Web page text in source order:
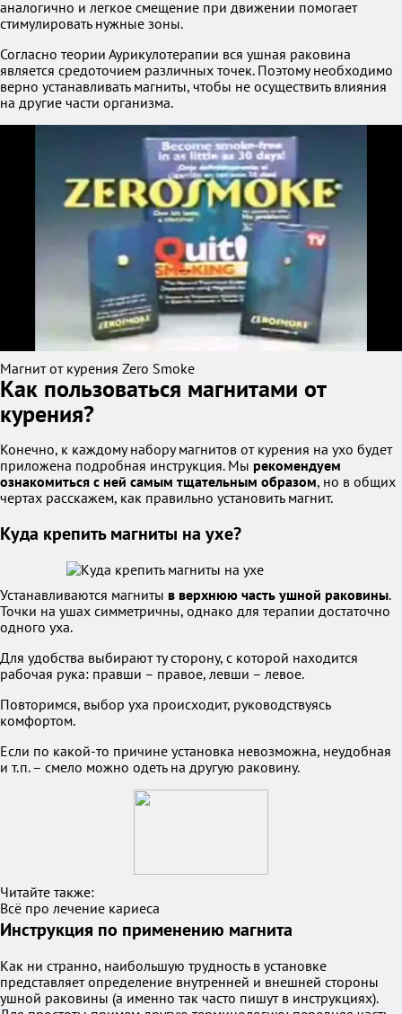
аналогично и легкое смещение при движении помогает
стимулировать нужные зоны.
Согласно теории Аурикулотерапии вся ушная раковина
является средоточием различных точек. Поэтому необходимо
верно устанавливать магниты, чтобы не осуществить влияния
на другие части организма.
Магнит от курения Zero Smoke
Как пользоваться магнитами от
курения?
Конечно, к каждому набору магнитов от курения на ухо будет
приложена подробная инструкция. Мы рекомендуем
ознакомиться с ней самым тщательным образом, но в общих
чертах расскажем, как правильно установить магнит.
Куда крепить магниты на ухе?
Устанавливаются магниты в верхнюю часть ушной раковины.
Точки на ушах симметричны, однако для терапии достаточно
одного уха.
Для удобства выбирают ту сторону, с которой находится
рабочая рука: правши – правое, левши – левое.
Повторимся, выбор уха происходит, руководствуясь
комфортом.
Если по какой-то причине установка невозможна, неудобная
и т.п. – смело можно одеть на другую раковину.
Читайте также:
Всё про лечение кариеса
Инструкция по применению магнита
Как ни странно, наибольшую трудность в установке
представляет определение внутренней и внешней стороны
ушной раковины (а именно так часто пишут в инструкциях).